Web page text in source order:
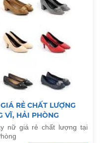
RẺ CHẤT LƯỢNG
VĨ, HẢI PHÒNG
nữ giá rẻ chất lượng tại